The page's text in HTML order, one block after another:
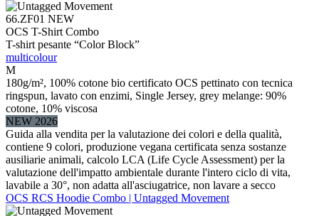
66.ZF01 NEW
OCS T-Shirt Combo
T-shirt pesante “Color Block”
multicolour
M
180g/m², 100% cotone bio certificato OCS pettinato con tecnica
ringspun, lavato con enzimi, Single Jersey, grey melange: 90%
cotone, 10% viscosa
NEW 2026
Guida alla vendita per la valutazione dei colori e della qualità,
contiene 9 colori, produzione vegana certificata senza sostanze
ausiliarie animali, calcolo LCA (Life Cycle Assessment) per la
valutazione dell'impatto ambientale durante l'intero ciclo di vita,
lavabile a 30°, non adatta all'asciugatrice, non lavare a secco
OCS RCS Hoodie Combo | Untagged Movement